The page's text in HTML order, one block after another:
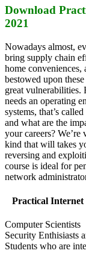
Download
2021
Nowadays almost,
bring supply chain
home conveniences,
bestowed upon
great vulnerabilities.
needs an operating
systems, that’s
and what are the
your careers?
kind that will takes
reversing and
course is ideal for
network
Computer Scientists
Security Enthisiasts
Students who are